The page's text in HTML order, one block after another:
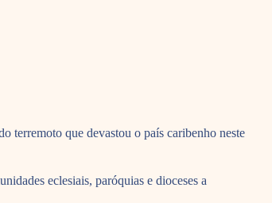
terremoto que devastou o país caribenho neste
eclesiais, paróquias e dioceses a